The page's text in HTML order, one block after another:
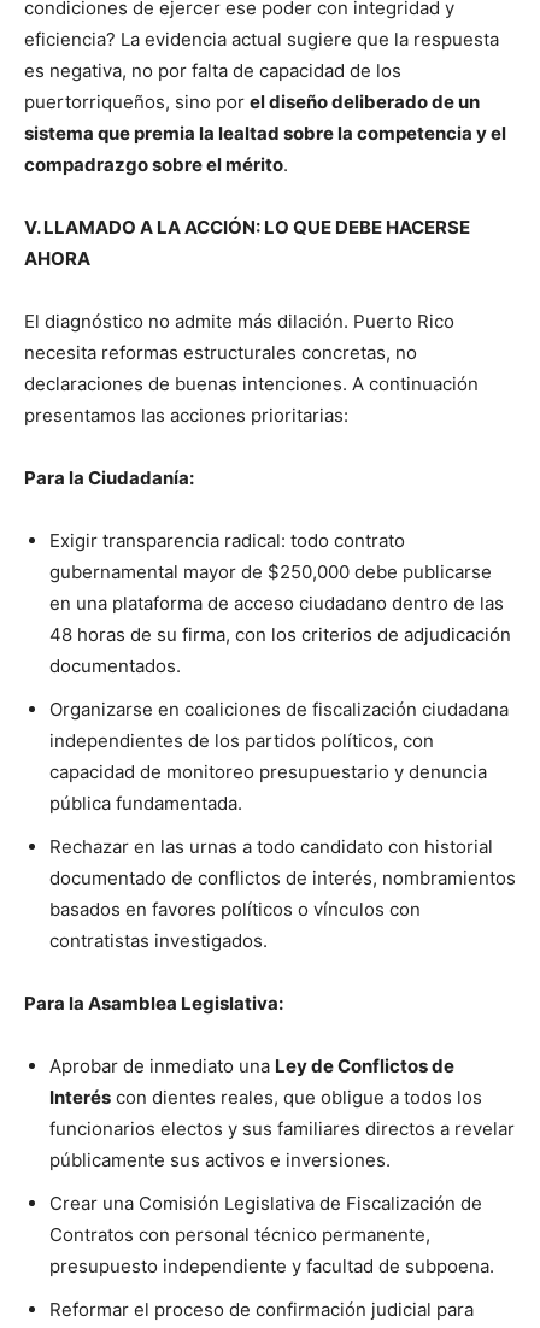
condiciones de ejercer ese poder con integridad y
eficiencia? La evidencia actual sugiere que la respuesta
es negativa, no por falta de capacidad de los
puertorriqueños, sino por el diseño deliberado de un
sistema que premia la lealtad sobre la competencia y el
compadrazgo sobre el mérito.
V. LLAMADO A LA ACCIÓN: LO QUE DEBE HACERSE
AHORA
El diagnóstico no admite más dilación. Puerto Rico
necesita reformas estructurales concretas, no
declaraciones de buenas intenciones. A continuación
presentamos las acciones prioritarias:
Para la Ciudadanía:
Exigir transparencia radical: todo contrato
gubernamental mayor de $250,000 debe publicarse
en una plataforma de acceso ciudadano dentro de las
48 horas de su firma, con los criterios de adjudicación
documentados.
Organizarse en coaliciones de fiscalización ciudadana
independientes de los partidos políticos, con
capacidad de monitoreo presupuestario y denuncia
pública fundamentada.
Rechazar en las urnas a todo candidato con historial
documentado de conflictos de interés, nombramientos
basados en favores políticos o vínculos con
contratistas investigados.
Para la Asamblea Legislativa:
Aprobar de inmediato una Ley de Conflictos de
Interés con dientes reales, que obligue a todos los
funcionarios electos y sus familiares directos a revelar
públicamente sus activos e inversiones.
Crear una Comisión Legislativa de Fiscalización de
Contratos con personal técnico permanente,
presupuesto independiente y facultad de subpoena.
Reformar el proceso de confirmación judicial para